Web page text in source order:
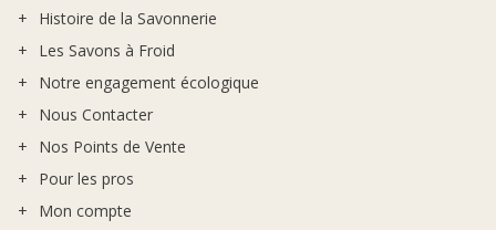
Histoire de la Savonnerie
Les Savons à Froid
Notre engagement écologique
Nous Contacter
Nos Points de Vente
Pour les pros
Mon compte